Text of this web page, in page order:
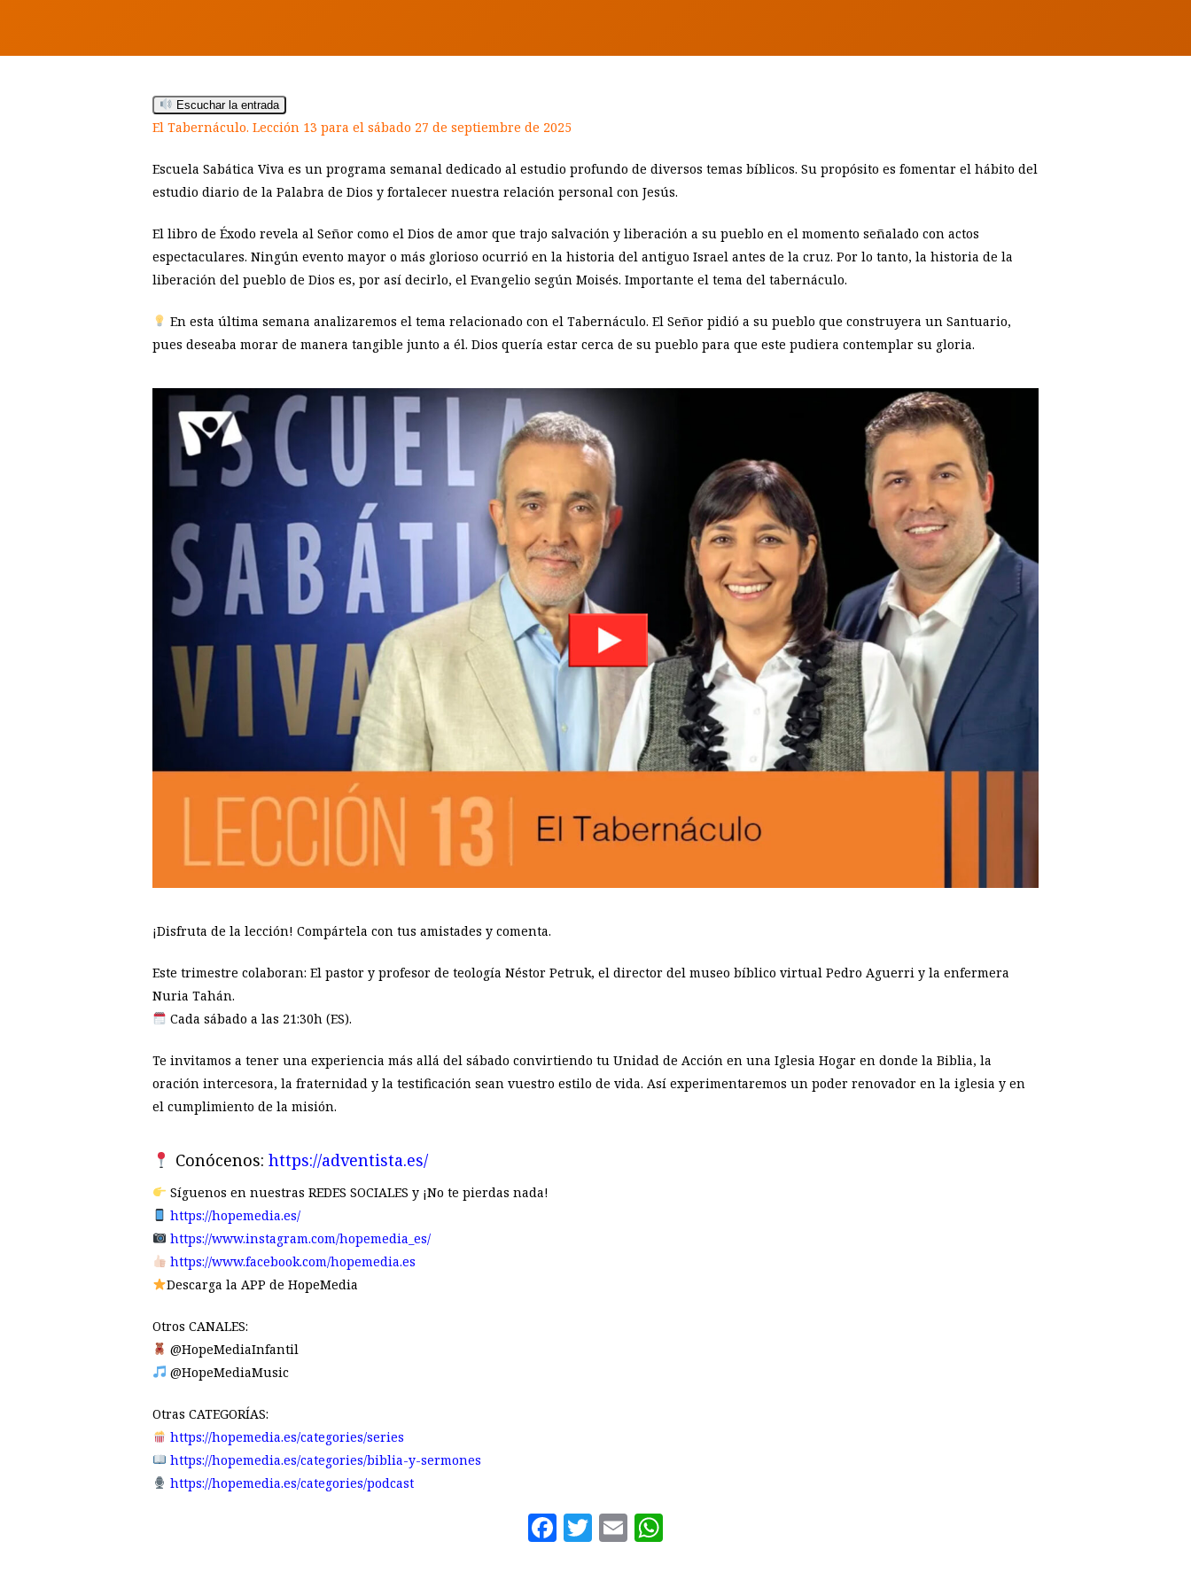
Escuchar la entrada
El Tabernáculo. Lección 13 para el sábado 27 de septiembre de 2025
Escuela Sabática Viva es un programa semanal dedicado al estudio profundo de diversos temas bíblicos. Su propósito es fomentar el hábito del
estudio diario de la Palabra de Dios y fortalecer nuestra relación personal con Jesús.
El libro de Éxodo revela al Señor como el Dios de amor que trajo salvación y liberación a su pueblo en el momento señalado con actos
espectaculares. Ningún evento mayor o más glorioso ocurrió en la historia del antiguo Israel antes de la cruz. Por lo tanto, la historia de la
liberación del pueblo de Dios es, por así decirlo, el Evangelio según Moisés. Importante el tema del tabernáculo.
En esta última semana analizaremos el tema relacionado con el Tabernáculo. El Señor pidió a su pueblo que construyera un Santuario,
pues deseaba morar de manera tangible junto a él. Dios quería estar cerca de su pueblo para que este pudiera contemplar su gloria.
¡Disfruta de la lección! Compártela con tus amistades y comenta.
Este trimestre colaboran: El pastor y profesor de teología Néstor Petruk, el director del museo bíblico virtual Pedro Aguerri y la enfermera
Nuria Tahán.
Cada sábado a las 21:30h (ES).
Te invitamos a tener una experiencia más allá del sábado convirtiendo tu Unidad de Acción en una Iglesia Hogar en donde la Biblia, la
oración intercesora, la fraternidad y la testificación sean vuestro estilo de vida. Así experimentaremos un poder renovador en la iglesia y en
el cumplimiento de la misión.
Conócenos: https://adventista.es/
Síguenos en nuestras REDES SOCIALES y ¡No te pierdas nada!
https://hopemedia.es/
https://www.instagram.com/hopemedia_es/
https://www.facebook.com/hopemedia.es
Descarga la APP de HopeMedia
Otros CANALES:
@HopeMediaInfantil
@HopeMediaMusic
Otras CATEGORÍAS:
https://hopemedia.es/categories/series
https://hopemedia.es/categories/biblia-y-sermones
https://hopemedia.es/categories/podcast
Facebook
Twitter
Email